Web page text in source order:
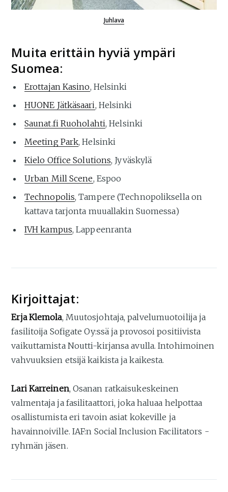
Juhlava
Muita erittäin hyviä ympäri
Suomea:
Erottajan Kasino, Helsinki
HUONE Jätkäsaari, Helsinki
Saunat.fi Ruoholahti, Helsinki
Meeting Park, Helsinki
Kielo Office Solutions, Jyväskylä
Urban Mill Scene, Espoo
Technopolis, Tampere (Technopoliksella on
kattava tarjonta muuallakin Suomessa)
IVH kampus, Lappeenranta
Kirjoittajat:
Erja Klemola, Muutosjohtaja, palvelumuotoilija ja
fasilitoija Sofigate Oy:ssä ja provosoi positiivista
vaikuttamista Noutti-kirjansa avulla. Intohimoinen
vahvuuksien etsijä kaikista ja kaikesta.
Lari Karreinen, Osanan ratkaisukeskeinen
valmentaja ja fasilitaattori, joka haluaa helpottaa
osallistumista eri tavoin asiat kokeville ja
havainnoiville. IAF:n Social Inclusion Facilitators -
ryhmän jäsen.